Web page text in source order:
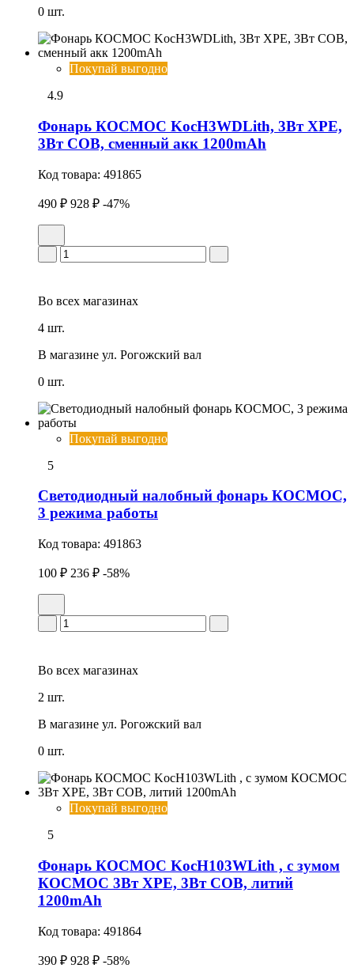
0 шт.
Покупай выгодно
4.9
Фонарь КОСМОС KocH3WDLith, 3Вт ХРЕ,
3Вт СОВ, сменный акк 1200mAh
Код товара: 491865
490 ₽ 928 ₽ -47%
Во всех магазинах
4 шт.
В магазине ул. Рогожский вал
0 шт.
Покупай выгодно
5
Светодиодный налобный фонарь КОСМОС,
3 режима работы
Код товара: 491863
100 ₽ 236 ₽ -58%
Во всех магазинах
2 шт.
В магазине ул. Рогожский вал
0 шт.
Покупай выгодно
5
Фонарь КОСМОС KocH103WLith , с зумом
КОСМОС 3Вт ХРЕ, 3Вт СОВ, литий
1200mAh
Код товара: 491864
390 ₽ 928 ₽ -58%